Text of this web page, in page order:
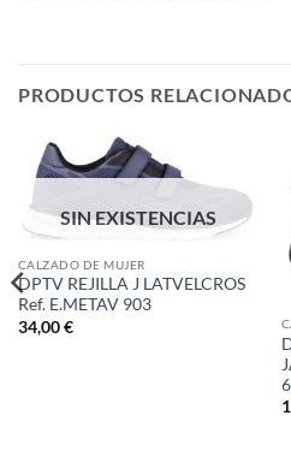
PRODUCTOS
SIN EXISTENCIAS
CALZADO DE MUJER
DPTV REJILLA J LATVELCROS
Ref. E.METAV 903
34,00€